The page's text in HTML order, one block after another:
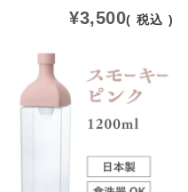
¥3,500 税込